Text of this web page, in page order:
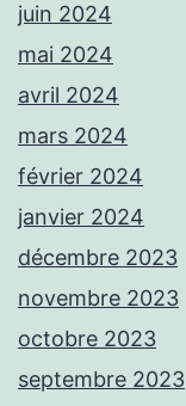
juin 2024
mai 2024
avril 2024
mars 2024
février 2024
janvier 2024
décembre 2023
novembre 2023
octobre 2023
septembre 2023